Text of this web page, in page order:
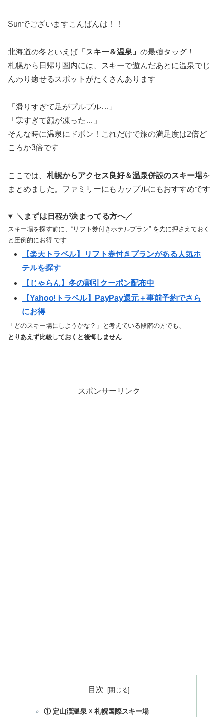
Sunでございますこんばんは！！
北海道の冬といえば 「スキー＆温泉」 の最強タッグ！
札幌から日帰り圏内には、スキーで遊んだあとに温泉でじ
んわり癒せるスポットがたくさんあります
「滑りすぎて足がプルプル…」
「寒すぎて顔が凍った…」
そんな時に温泉にドボン！これだけで旅の満足度は2倍ど
ころか3倍です
ここでは、 札幌からアクセス良好＆温泉併設のスキー場を
まとめました。ファミリーにもカップルにもおすすめです
＼まずは日程が決まってる方へ／
スキー場を探す前に、“リフト券付きホテルプラン” を先に押さえておく
と圧倒的にお得 です
【楽天トラベル】リフト券付きプランがある人気ホ
テルを探す
【じゃらん】冬の割引クーポン配布中
【Yahoo!トラベル】PayPay還元＋事前予約でさら
にお得
「どのスキー場にしようかな？」と考えている段階の方でも、
とりあえず比較しておくと後悔しません
スポンサーリンク
目次
① 定山渓温泉 × 札幌国際スキー場